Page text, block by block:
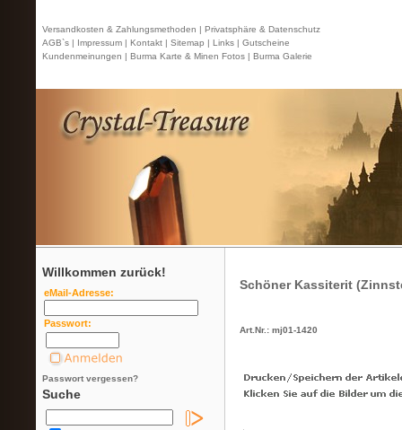
Versandkosten & Zahlungsmethoden | Privatsphäre & Datenschutz
AGB`s | Impressum | Kontakt | Sitemap | Links | Gutscheine
Kundenmeinungen | Burma Karte & Minen Fotos | Burma Galerie
Willkommen zurück!
eMail-Adresse:
Passwort:
Passwort vergessen?
Suche
Schöner Kassiterit
Art.Nr.: mj01-1420